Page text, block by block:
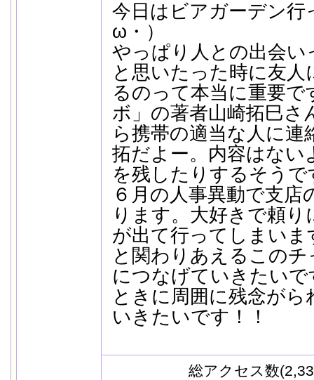
今日はビアガーデン行
ω・）
やっぱり人との出会
と思いたった時に友
るのって本当に重要
ボ」の著者山崎拓巳さ
ら携帯の適当な人に
拓だよー。内容はない
を残したりするそうで
６月の人事異動で支店
ります。大好きで頼
が出て行ってしまい
と関わりあえるこの
につなげていきたい
ときに周囲に残念が
いきたいです！！
総アクセス数